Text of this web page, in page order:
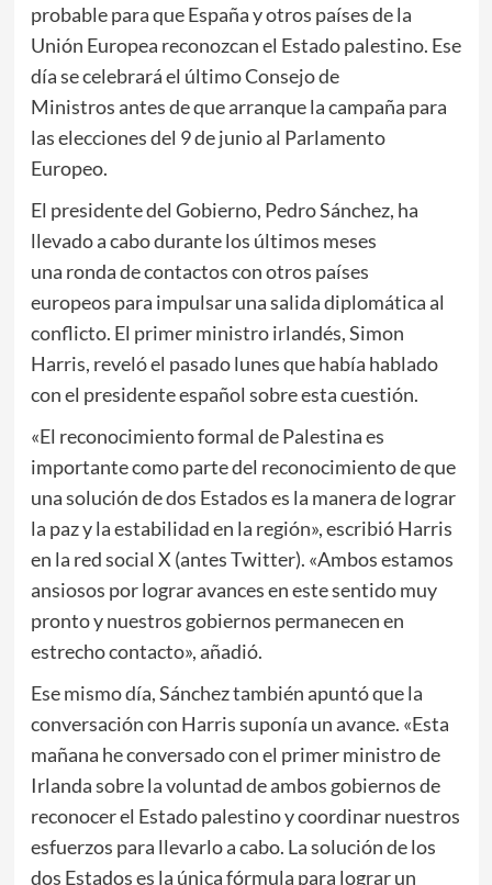
probable para que España y otros países de la
Unión Europea reconozcan el Estado palestino. Ese
día se celebrará el último Consejo de
Ministros antes de que arranque la campaña para
las elecciones del 9 de junio al Parlamento
Europeo.
El presidente del Gobierno, Pedro Sánchez, ha
llevado a cabo durante los últimos meses
una ronda de contactos con otros países
europeos para impulsar una salida diplomática al
conflicto. El primer ministro irlandés, Simon
Harris, reveló el pasado lunes que había hablado
con el presidente español sobre esta cuestión.
«El reconocimiento formal de Palestina es
importante como parte del reconocimiento de que
una solución de dos Estados es la manera de lograr
la paz y la estabilidad en la región», escribió Harris
en la red social X (antes Twitter). «Ambos estamos
ansiosos por lograr avances en este sentido muy
pronto y nuestros gobiernos permanecen en
estrecho contacto», añadió.
Ese mismo día, Sánchez también apuntó que la
conversación con Harris suponía un avance. «Esta
mañana he conversado con el primer ministro de
Irlanda sobre la voluntad de ambos gobiernos de
reconocer el Estado palestino y coordinar nuestros
esfuerzos para llevarlo a cabo. La solución de los
dos Estados es la única fórmula para lograr un